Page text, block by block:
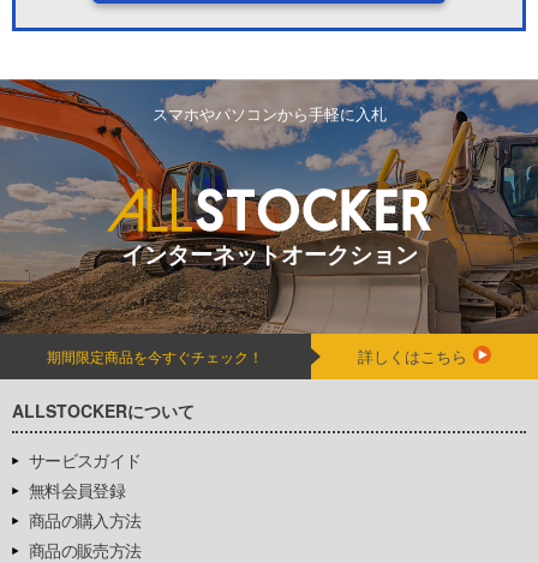
スマホやパソコンから手軽に入札
インターネットオークション
期間限定商品を今すぐチェック！ 詳しくはこちら
ALLSTOCKERについて
サービスガイド
無料会員登録
商品の購入方法
商品の販売方法